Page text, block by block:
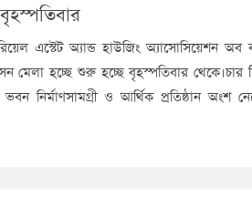
এস্টেট অ্যান্ড হাউজিং অ্যাসোসিয়েশন অব
হচ্ছে শুরু হচ্ছে বৃহস্পতিবার থেকে।চার
নির্মাণসামগ্রী ও আর্থিক প্রতিষ্ঠান অংশ